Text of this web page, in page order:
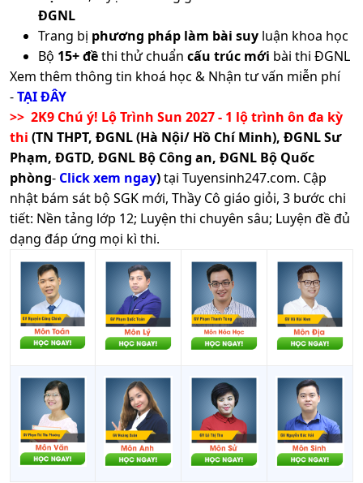
ĐGNL
Trang bị phương pháp làm bài suy luận khoa học
Bộ 15+ đềthi thử chuẩn cấu trúc mới bài thi ĐGNL
Xem thêm thông tin khoá học & Nhận tư vấn miễn phí
-TẠI ĐÂY
>> 2K9 Chú ý! Lộ Trình Sun 2027 - 1 lộ trình ôn đa kỳ
thi (TN THPT, ĐGNL (Hà Nội/ Hồ Chí Minh), ĐGNL Sư
Phạm, ĐGTD, ĐGNL Bộ Công an, ĐGNL Bộ Quốc
phòng- Click xem ngay)tại Tuyensinh247.com. Cập
nhật bám sát bộ SGK mới, Thầy Cô giáo giỏi, 3 bước chi
tiết: Nền tảng lớp 12; Luyện thi chuyên sâu; Luyện đề đủ
dạng đáp ứng mọi kì thi.